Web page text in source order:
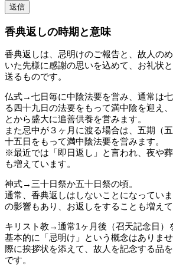
香典返しの時期と意味
香典返しは、忌明けのご報告と、故人の
いた先様に感謝の思いを込めて、お礼状
送るものです。
仏式→七日毎に中陰法要を営み、通常は
る四十九日の法要をもって満中陰を迎え
とから盛大に追善供養を営みます。
また忌中が３ヶ月に渡る場合は、五期（
十五日をもって満中陰法要を営みます。
※最近では「即日返し」と言われ、夜や
も増えています。
神式→三十日祭か五十日祭の頃。
通常、香典返しはしないことになってい
の影響もあり、お返しをすることも増えて
キリスト教→通常1ヶ月後（召天記念日）
基本的に「忌明け」という概念はありま
際に挨拶状を添えて、故人を記念する品
です。